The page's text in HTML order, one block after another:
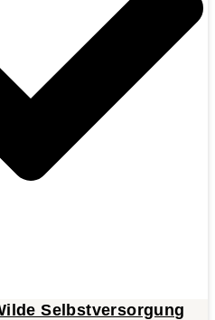
Selbstversorgung